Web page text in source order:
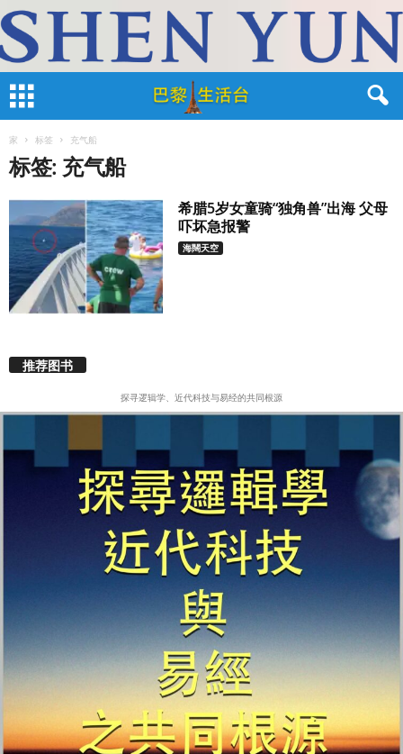
家 标签 充气船
标签: 充气船
希腊5岁女童骑“独角​​兽”出海 父母
吓坏急报警
海闊天空
推荐图书
探寻逻辑学、近代科技与易经的共同根源